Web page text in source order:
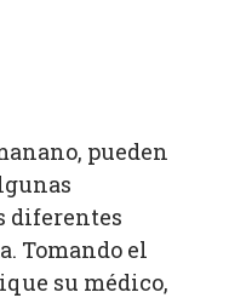
pueden
diferentes
Tomando el
su médico,